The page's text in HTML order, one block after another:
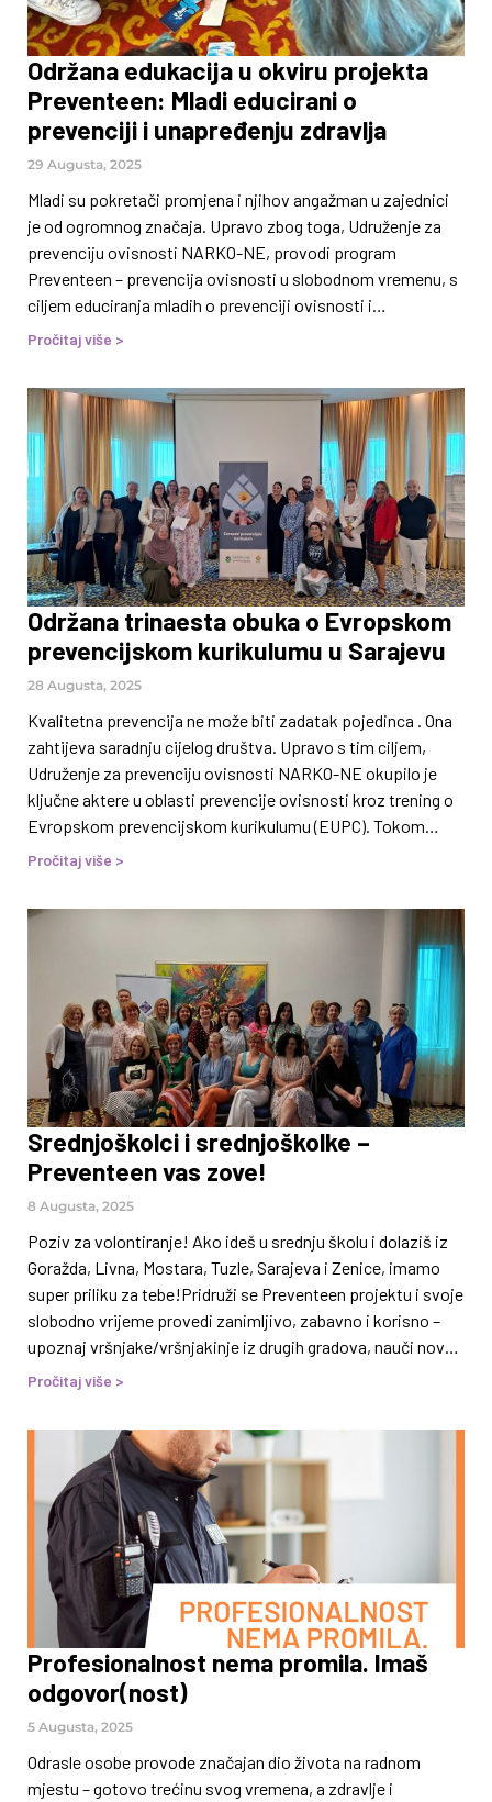
Održana edukacija u okviru projekta
Preventeen: Mladi educirani o
prevenciji i unapređenju zdravlja
29 Augusta, 2025
Mladi su pokretači promjena i njihov angažman u zajednici
je od ogromnog značaja. Upravo zbog toga, Udruženje za
prevenciju ovisnosti NARKO-NE, provodi program
Preventeen – prevencija ovisnosti u slobodnom vremenu, s
ciljem educiranja mladih o prevenciji ovisnosti i
unapređenja zdravlja, kao i poticanja njihovog angažmana u
Mostar, Livno, Tuzla i Zenica) okupili su se u Sarajevu u
periodu od 26.8. do 29.8., kako bi radili na promociji zdravih
životnih stilova i prevenciji ovisnosti, ali ono što je još
važnije, dobili alate kako mogu
Pročitaj više >
Održana trinaesta obuka o Evropskom
prevencijskom kurikulumu u Sarajevu
28 Augusta, 2025
Kvalitetna prevencija ne može biti zadatak pojedinca . Ona
zahtijeva saradnju cijelog društva. Upravo s tim ciljem,
Udruženje za prevenciju ovisnosti NARKO-NE okupilo je
ključne aktere u oblasti prevencije ovisnosti kroz trening o
Evropskom prevencijskom kurikulumu (EUPC). Tokom
dvodnevne edukacije učesnicima i učesnicama predstavljen
potvrđenih pristupa prevenciji ovisnosti, prilagođenih
različitim ciljanim skupinama i oblastima rada – od škole i
porodice, preko radnog mjesta i lokalne zajednice, pa sve
do životne sredine i medija. Trening je održan u Sarajevu 26. i
27. augusta
Pročitaj više >
Srednjoškolci i srednjoškolke –
Preventeen vas zove!
8 Augusta, 2025
Poziv za volontiranje! Ako ideš u srednju školu i dolaziš iz
Goražda, Livna, Mostara, Tuzle, Sarajeva i Zenice, imamo
super priliku za tebe!Pridruži se Preventeen projektu i svoje
slobodno vrijeme provedi zanimljivo, zabavno i korisno –
upoznaj vršnjake/vršnjakinje iz drugih gradova, nauči nove
vještine i uradi nešto dobro za svoju zajednicu. Šta te čeka?
Prevoz, smještaj, hrana, materijali – sve pokriva Udruženje
NARKO-NE. Troškovi prevoza do Sarajeva i nazad
refundiraju se nakon treninga (za javni prevoz). Kako se
prijaviti? Popuni online prijavu
Pročitaj više >
Profesionalnost nema promila. Imaš
odgovor(nost)
5 Augusta, 2025
Odrasle osobe provode značajan dio života na radnom
mjestu – gotovo trećinu svog vremena, a zdravlje i